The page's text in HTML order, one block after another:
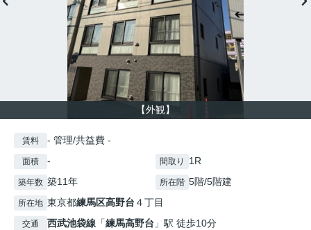
【外観】
賃料 - 管理/共益費 -
面積 - 間取り 1R
築年数 築11年 所在階 5階/5階建
所在地 東京都練馬区高野台 ４丁目
交通 西武池袋線 「練馬高野台 」駅 徒歩10分